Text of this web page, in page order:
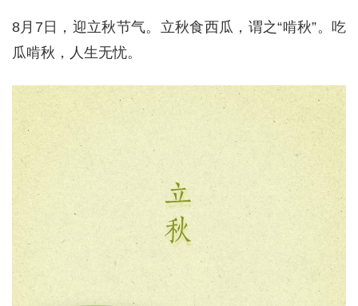
8月7日，迎立秋节气。立秋食西瓜，谓之“啃秋”。吃
瓜啃秋，人生无忧。